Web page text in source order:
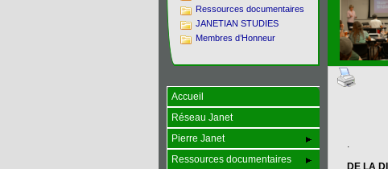
.
DE LA
Ressources documentaires
JANETIAN STUDIES
Membres d’Honneur
Accueil
Réseau Janet
Pierre Janet
Ressources documentaires